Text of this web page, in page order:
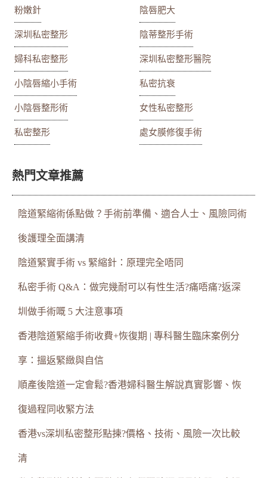
粉嫩針 陰唇肥大
深圳私密整形 陰蒂整形手術
婦科私密整形 深圳私密整形醫院
小陰唇縮小手術 私密抗衰
小陰唇整形術 女性私密整形
私密整形 處女膜修復手術
熱門文章推薦
陰道緊縮術係點做？手術前準備、適合人士、風險同術
後護理全面講清
陰道緊實手術 vs 緊縮針：原理完全唔同
私密手術 Q&A：做完幾耐可以有性生活?痛唔痛?返深
圳做手術嘅 5 大注意事項
香港陰道緊縮手術收費+恢復期 | 專科醫生臨床案例分
享：搵返緊緻與自信
順產後陰道一定會鬆?香港婦科醫生解說真實影響、恢
復過程同收緊方法
香港vs深圳私密整形點揀?價格、技術、風險一次比較
清